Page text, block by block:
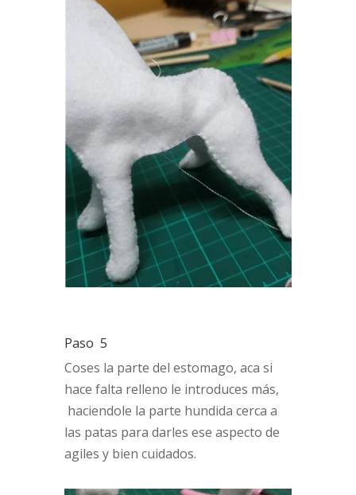
Paso 5
Coses la parte del estomago, aca si
hace falta relleno le introduces más,
haciendole la parte hundida cerca a
las patas para darles ese aspecto de
agiles y bien cuidados.